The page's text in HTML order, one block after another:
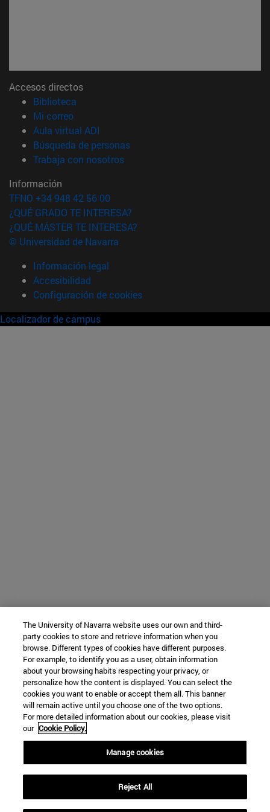
Accesos directos
Biblioteca
Mi correo(abre en nueva ventana)
Aula virtual ADI
Búsqueda de personas(abre en nueva ventana)
Trabaja con nosotros(abre en nueva ventana)
Información
TFNO +34 948 42 56 00
¿QUÉ GRADO TE INTERESA?
¿QUÉ MÁSTER TE INTERESA?
© Universidad de Navarra
Información legal
Accesibilidad
Configuración de cookies
Localizador de campus
The University of Navarra website uses our own and third-
party cookies to store and retrieve information when you
browse. Different types of cookies have different purposes.
For example, to identify you as a user, obtain information
about your browsing habits respecting your privacy, or
personalize how the content is displayed. You can select the
cookies you want to enable or accept them all. This banner
will remain active until you choose one of the two options.
For more detailed information about our cookies, please visit
our Cookie Policy.
Manage cookies
Reject All